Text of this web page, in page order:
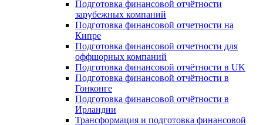
Подготовка финансовой отчётности
зарубежных компаний
Подготовка финансовой отчетности на
Кипре
Подготовка финансовой отчетности для
оффшорных компаний
Подготовка финансовой отчётности в UK
Подготовка финансовой отчётности в
Гонконге
Подготовка финансовой отчётности в
Ирландии
Трансформация и подготовка финансовой